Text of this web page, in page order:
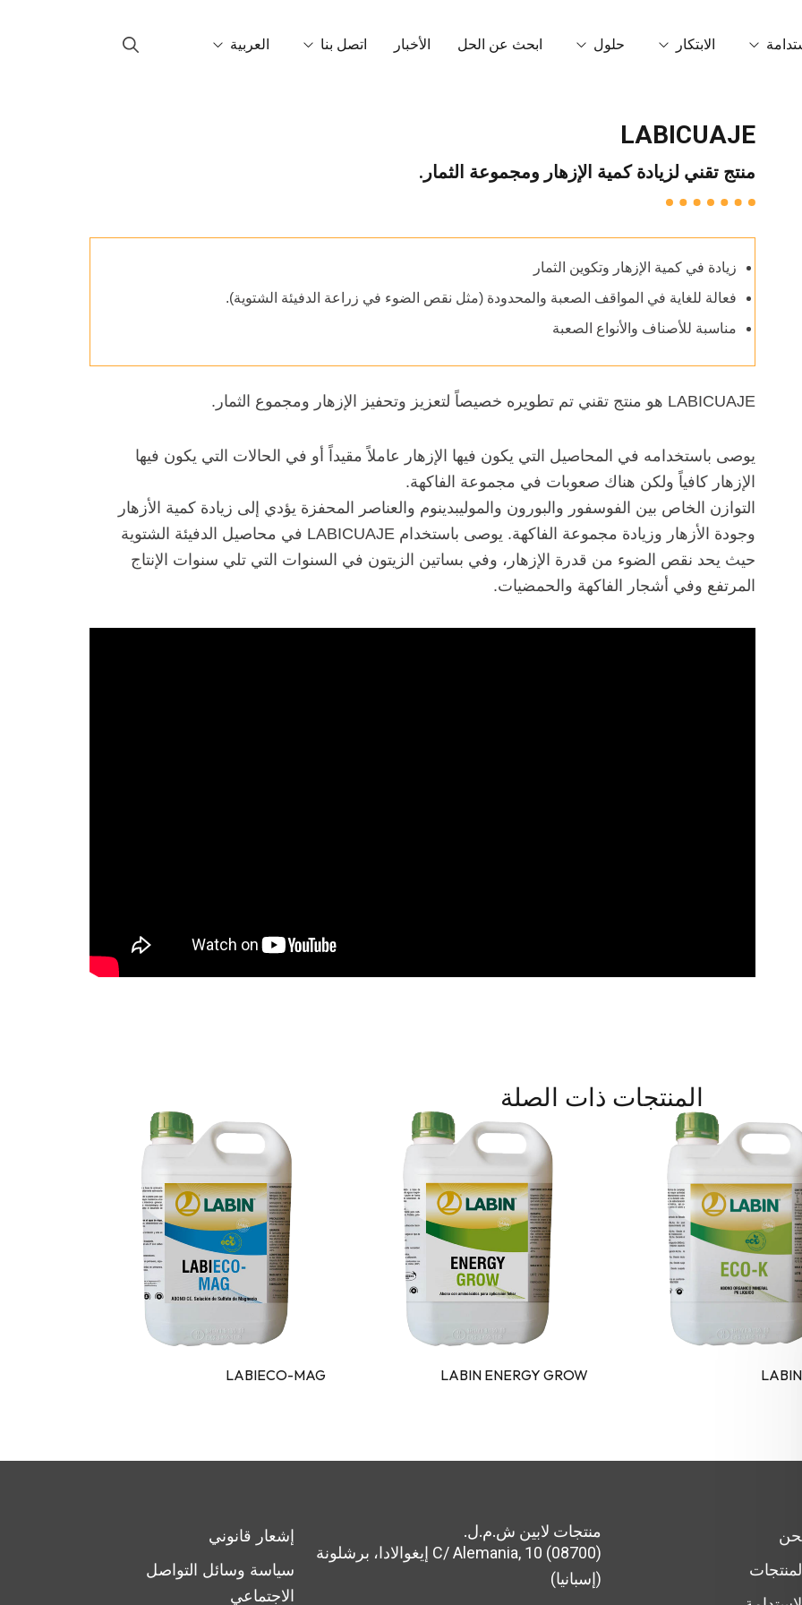
والشهادات
الابتكار
تقنية OrganiCore
البحث والتطوير والابتكار
حلول
التحفيز الحيوي
مصححات القصور
المواد الأساسية
حمضيات غير كيتونية ورقية
المكملات
الكيلات
إيكولوجياً
ابحث عن الحل الأخبار اتصل بنا العربية
LABICUAJE
منتج تقني لزيادة كمية الإزهار ومجموعة الثمار.
زيادة في كمية الإزهار وتكوين الثمار
فعالة للغاية في المواقف الصعبة والمحدودة (مثل نقص الضوء في زراعة الدفيئة الشتوية).
مناسبة للأصناف والأنواع الصعبة
LABICUAJE هو منتج تقني تم تطويره خصيصاً لتعزيز وتحفيز الإزهار ومجموع الثمار.
يوصى باستخدامه في المحاصيل التي يكون فيها الإزهار عاملاً مقيداً أو في الحالات التي يكون فيها
الإزهار كافياً ولكن هناك صعوبات في مجموعة الفاكهة.
التوازن الخاص بين الفوسفور والبورون والموليبدينوم والعناصر المحفزة يؤدي إلى زيادة كمية الأزهار
وجودة الأزهار وزيادة مجموعة الفاكهة. يوصى باستخدام LABICUAJE في محاصيل الدفيئة الشتوية
حيث يحد نقص الضوء من قدرة الإزهار، وفي بساتين الزيتون في السنوات التي تلي سنوات الإنتاج
المرتفع وفي أشجار الفاكهة والحمضيات.
المنتجات ذات الصلة
LABIN
LABIN ENERGY GROW
LABIECO-MAG
منتجات لابين ش.م.ل.
C/ Alemania, 10 (08700) إيغوالادا، برشلونة
(إسبانيا)
إشعار قانوني
سياسة وسائل التواصل
الاجتماعي